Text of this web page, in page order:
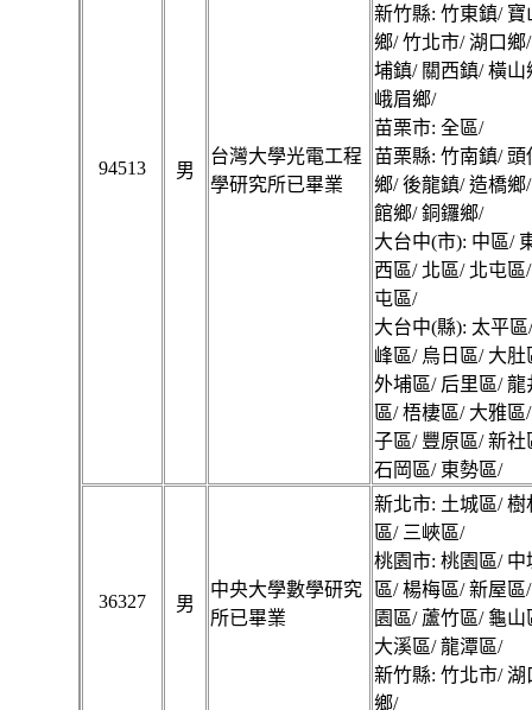
94513 男
台灣大學光電工程
學研究所已畢業
新竹縣: 竹東鎮/ 寶
鄉/ 竹北市/ 湖口鄉
埔鎮/ 關西鎮/ 橫山
峨眉鄉/
苗栗市: 全區/
苗栗縣: 竹南鎮/ 頭
鄉/ 後龍鎮/ 造橋鄉
館鄉/ 銅鑼鄉/
大台中(市): 中區/
西區/ 北區/ 北屯區
屯區/
大台中(縣): 太平
峰區/ 烏日區/ 大肚
外埔區/ 后里區/ 龍
區/ 梧棲區/ 大雅區
子區/ 豐原區/ 新社
石岡區/ 東勢區/
36327 男
中央大學數學研究
所已畢業
新北市: 土城區/ 樹
區/ 三峽區/
桃園市: 桃園區/ 中
區/ 楊梅區/ 新屋區
園區/ 蘆竹區/ 龜山
大溪區/ 龍潭區/
新竹縣: 竹北市/ 湖
鄉/